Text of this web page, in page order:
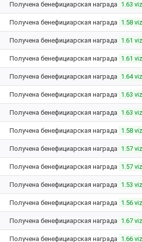
Получена бенефициарская награда 1.63 viz
Получена бенефициарская награда 1.58 viz
Получена бенефициарская награда 1.61 viz
Получена бенефициарская награда 1.61 viz
Получена бенефициарская награда 1.64 viz
Получена бенефициарская награда 1.63 viz
Получена бенефициарская награда 1.63 viz
Получена бенефициарская награда 1.58 viz
Получена бенефициарская награда 1.57 viz
Получена бенефициарская награда 1.57 viz
Получена бенефициарская награда 1.53 viz
Получена бенефициарская награда 1.56 viz
Получена бенефициарская награда 1.67 viz
Получена бенефициарская награда 1.66 viz